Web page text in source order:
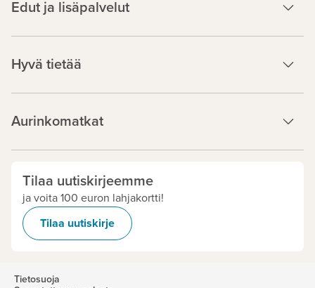
Edut ja lisäpalvelut
Hyvä tietää
Aurinkomatkat
Tilaa uutiskirjeemme
ja voita 100 euron lahjakortti!
Tilaa uutiskirje
Tietosuoja